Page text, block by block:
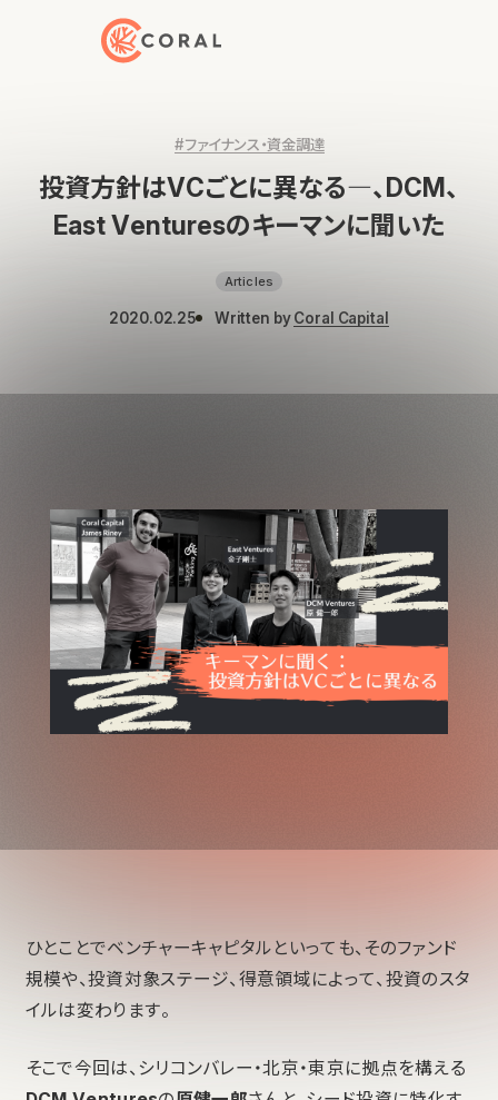
トップページへ戻る
#ファイナンス・資金調達
投資方針はVCごとに異なる―、DCM、
East Venturesのキーマンに聞いた
Articles
2020.02.25 Written byCoral Capital
ひとことでベンチャーキャピタルといっても、そのファンド
規模や、投資対象ステージ、得意領域によって、投資のスタ
イルは変わります。
そこで今回は、シリコンバレー・北京・東京に拠点を構える